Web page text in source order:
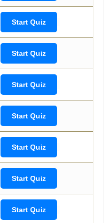
Start Quiz
Start Quiz
Start Quiz
Start Quiz
Start Quiz
Start Quiz
Start Quiz